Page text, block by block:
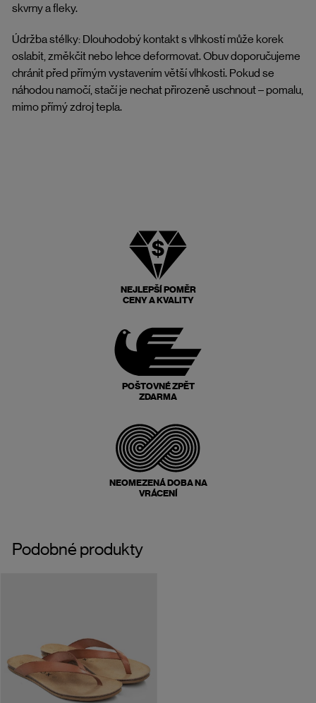
skvrny a fleky.
Údržba stélky: Dlouhodobý kontakt s vlhkostí může korek
oslabit, změkčit nebo lehce deformovat. Obuv doporučujeme
chránit před přímým vystavením větší vlhkosti. Pokud se
náhodou namočí, stačí je nechat přirozeně uschnout – pomalu,
mimo přímý zdroj tepla.
NEJLEPŠÍ POMĚR
CENY A KVALITY
POŠTOVNÉ ZPĚT
ZDARMA
NEOMEZENÁ DOBA NA
VRÁCENÍ
Podobné produkty